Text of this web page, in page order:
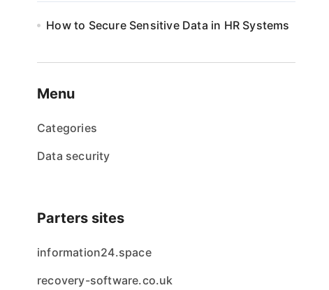
How to Secure Sensitive Data in HR Systems
Menu
Categories
Data security
Parters sites
information24.space
recovery-software.co.uk